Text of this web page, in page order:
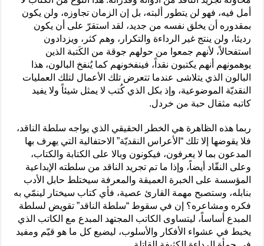
أمل فيه، فهو لن يتطور ألبته، بل إن الزمان تجاوزه، ولن يكون
بمقدوره أن يخلق نفسه من جديد، لقد استقرّ على أن يكون
رديئا، ولن ينتج غير الرداءة والتكرار، وهم كثر، ويزدادون
استفحالاً، لأنهم جمعوا من حولهم جوقة من الكَتبة الذين
يوهمونهم أنهم يكتبون نقداً، فينفخونهم كما يُنفخ البالون، هذا
البالون الذي يتلاشى عندما تتعرض تلك الأعمال لتلك العمليات
النقديّة الموضوعية، وإذ بكل الذي كُتب لا يمثل شيئاً ولا يفيد
كاتبه مثقال حبة من خردل.
ربما هذه الظاهرة هي الخطر الحقيقي الذي يواجه سلطة الناقد،
فلا يقوضها إلا تلك “الأعراس النقديّة” الاحتفالية التي يهرف بها
المدعون بما لا يعرفون، فيكونون وبالا على الكتابة والكتاب،
وعلى النقّاد أيضاً، وإذا ما تم تجريد الناقد من سلطته الإبداعية
المؤسسة على الخبرة العميقة والمعرفة سيختلط حابل الأدب
بنابله، وستصبح مهمة القارئ عصية، فأي كتاب سيختار لينمّي به
فكره ومشاعره؟ إن في سقوط “سلطة الناقد” تقويض لسلطة
المبدع أساساً، ليتساوى الكاتب المجتهد المبدع مع الكاتب الذي
يخبط في عشواء الأفكار والأسلوب، ليضيع كل ما هو قيّم ومفيد